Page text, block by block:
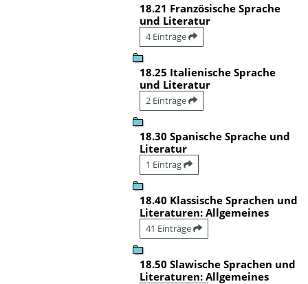
18.21 Französische Sprache
und Literatur
4 Einträge
18.25 Italienische Sprache
und Literatur
2 Einträge
18.30 Spanische Sprache und
Literatur
1 Eintrag
18.40 Klassische Sprachen und
Literaturen: Allgemeines
41 Einträge
18.50 Slawische Sprachen und
Literaturen: Allgemeines